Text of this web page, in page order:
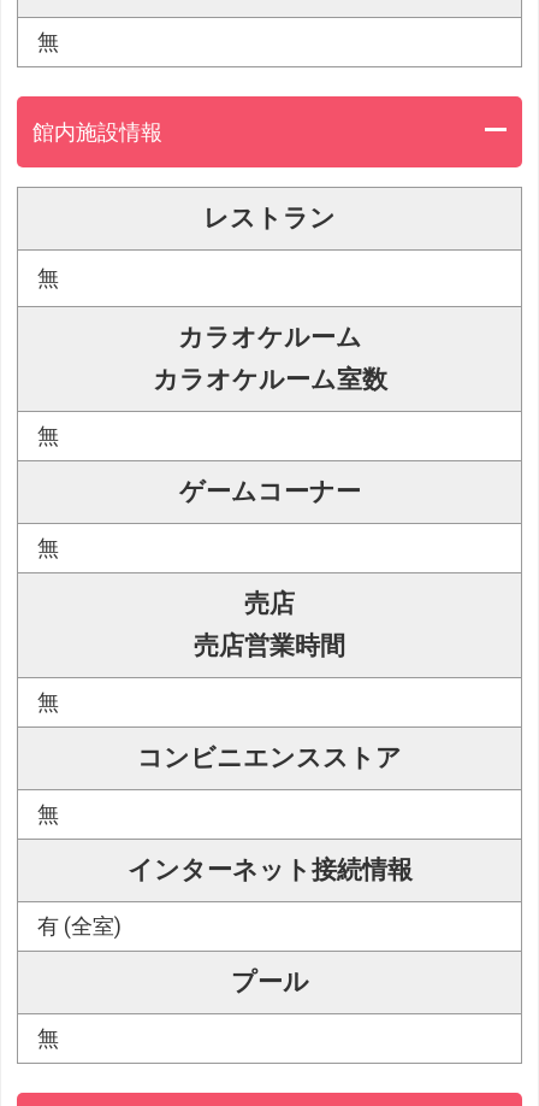
無
館内施設情報
レストラン
無
カラオケルーム
カラオケルーム室数
無
ゲームコーナー
無
売店
売店営業時間
無
コンビニエンスストア
無
インターネット接続情報
有 (全室)
プール
無